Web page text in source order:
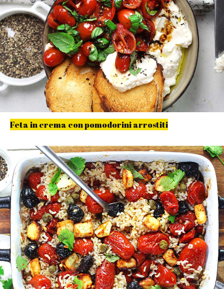
Feta in crema con pomodorini arrostiti